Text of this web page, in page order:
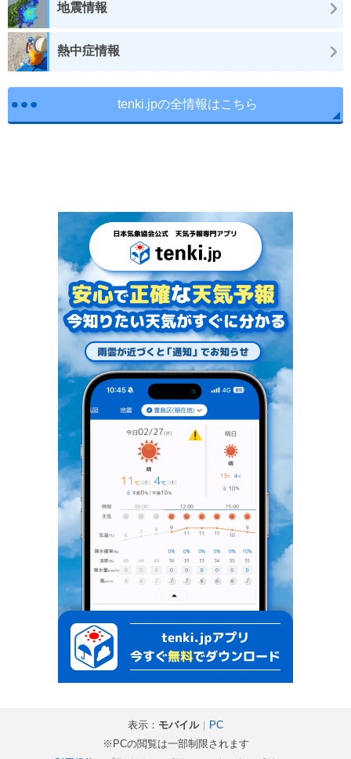
地震情報
熱中症情報
tenki.jpの全情報はこちら
表示： モバイル｜
PC
※PCの閲覧は一部制限されます